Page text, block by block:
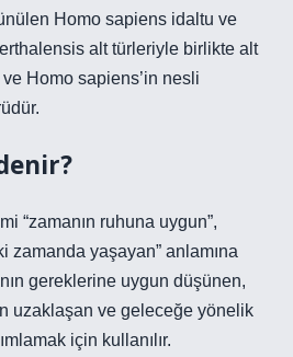
Homo sapiens idaltu ve
alt türleriyle birlikte alt
Homo sapiens’in nesli
“zamanın ruhuna uygun”,
zamanda yaşayan” anlamına
gereklerine uygun düşünen,
uzaklaşan ve geleceğe yönelik
için kullanılır.